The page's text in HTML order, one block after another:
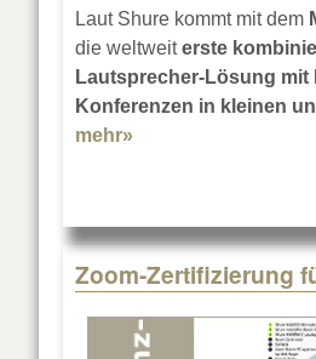
Laut Shure kommt mit dem
die weltweiterste
Lautsprecher-Lösung mit
Konferenzen in kleinen
mehr»
Zoom-Zertifizierung